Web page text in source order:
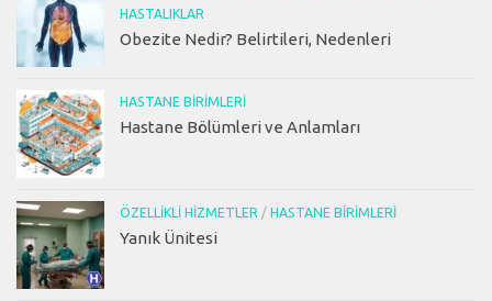
HASTALIKLAR
Obezite Nedir? Belirtileri, Nedenleri
HASTANE BIRIMLERI
Hastane Bölümleri ve Anlamları
ÖZELLIKLI HIZMETLER / HASTANE BIRIMLERI
Yanık Ünitesi